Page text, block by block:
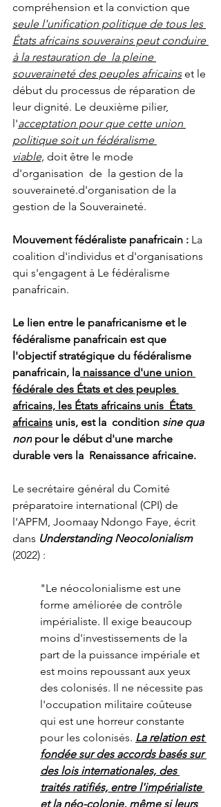
compréhension et la conviction que
seule l'unification politique de tous les
États africains souverains peut conduire
à la restauration de la pleine
souveraineté des peuples africains et le
début du processus de réparation de
leur dignité. Le deuxième pilier,
l'acceptation pour que cette union
politique soit un fédéralisme
viable, doit être le mode
d'organisation de
la gestion de la
souveraineté.d'organisation de la
gestion de la Souveraineté.
Mouvement fédéraliste panafricain : La
coalition d'individus et d'organisations
qui s'engagent à Le fédéralisme
panafricain.
Le lien entre le panafricanisme et le
fédéralisme panafricain est que
l'objectif stratégique du fédéralisme
panafricain, la naissance d'une union
fédérale des États et des peuples
africains, les États africains unis États
africains unis, est la  condition sine qua
non pour le début d'une marche
durable vers la Renaissance africaine.
Le secrétaire général du Comité
préparatoire international (CPI) de
l'APFM, Joomaay Ndongo Faye, écrit
dans Understanding Neocolonialism
(2022) :
"Le néocolonialisme est une
forme améliorée de contrôle
impérialiste. Il exige beaucoup
moins d'investissements de la
part de la puissance impériale et
est moins repoussant aux yeux
des colonisés. Il ne nécessite pas
l'occupation militaire coûteuse
qui est une horreur constante
pour les colonisés. La relation est
fondée sur des accords basés sur
des lois internationales, des
traités ratifiés, entre l'impérialiste
et la néo-colonie, même si leurs